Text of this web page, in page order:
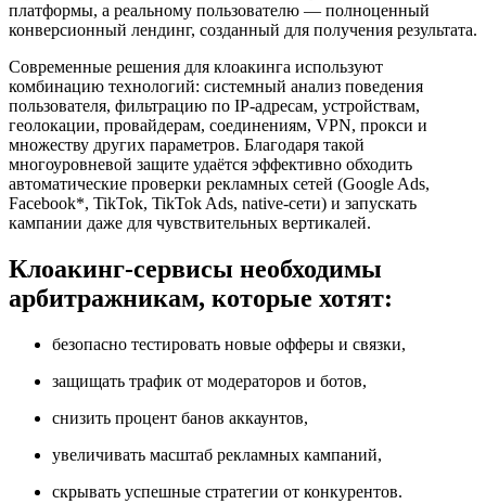
платформы, а реальному пользователю — полноценный
конверсионный лендинг, созданный для получения результата.
Современные решения для клоакинга используют
комбинацию технологий: системный анализ поведения
пользователя, фильтрацию по IP-адресам, устройствам,
геолокации, провайдерам, соединениям, VPN, прокси и
множеству других параметров. Благодаря такой
многоуровневой защите удаётся эффективно обходить
автоматические проверки рекламных сетей (Google Ads,
Facebook*, TikTok, TikTok Ads, native-сети) и запускать
кампании даже для чувствительных вертикалей.
Клоакинг-сервисы необходимы
арбитражникам, которые хотят:
безопасно тестировать новые офферы и связки,
защищать трафик от модераторов и ботов,
снизить процент банов аккаунтов,
увеличивать масштаб рекламных кампаний,
скрывать успешные стратегии от конкурентов.